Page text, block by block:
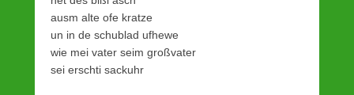
2
0
1
5
b
ausm alte ofe kratze
un in de schublad ufhewe
wie mei vater seim großvater
sei erschti sackuhr